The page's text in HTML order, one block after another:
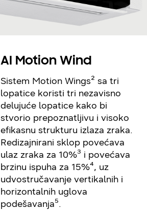
AI Motion Wind
Sistem Motion Wings² sa tri
lopatice koristi tri nezavisno
delujuće lopatice kako bi
stvorio prepoznatljivu i visoko
efikasnu strukturu izlaza zraka.
Redizajnirani sklop povećava
ulaz zraka za 10%³ i povećava
brzinu ispuha za 15%⁴, uz
udvostručavanje vertikalnih i
horizontalnih uglova
podešavanja⁵.